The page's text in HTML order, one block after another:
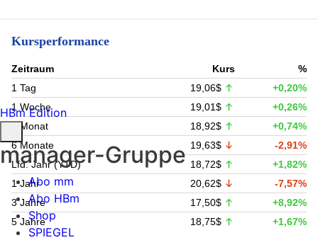
Kursperformance
Zeitraum Kurs
%
1 Tag
19,06$
+0,20%
1 Woche
19,01$
+0,26%
1 Monat
18,92$
+0,74%
6 Monate
19,63$
-2,91%
Lfd. Jahr (YTD)
18,72$
+1,82%
1 Jahr
20,62$
-7,57%
3 Jahre
17,50$
+8,92%
5 Jahre
18,75$ +1,67%
HBm Edition
manager-Gruppe
Abo mm
Abo HBm
Shop
SPIEGEL